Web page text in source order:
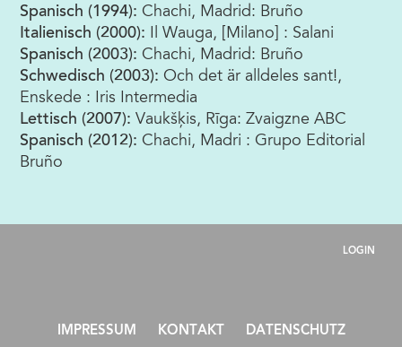
Spanisch (1994): Chachi, Madrid: Bruño
Italienisch (2000): Il Wauga, [Milano] : Salani
Spanisch (2003): Chachi, Madrid: Bruño
Schwedisch (2003): Och det är alldeles sant!,
Enskede : Iris Intermedia
Lettisch (2007):Vaukšķis, Rīga: Zvaigzne ABC
Spanisch (2012): Chachi, Madri : Grupo Editorial
Bruño
LOGIN
IMPRESSUM KONTAKT DATENSCHUTZ